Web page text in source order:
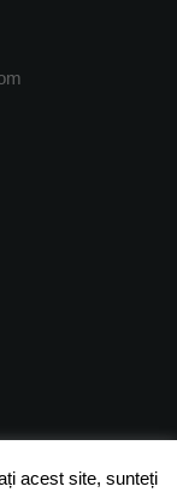
acest site, sunteți